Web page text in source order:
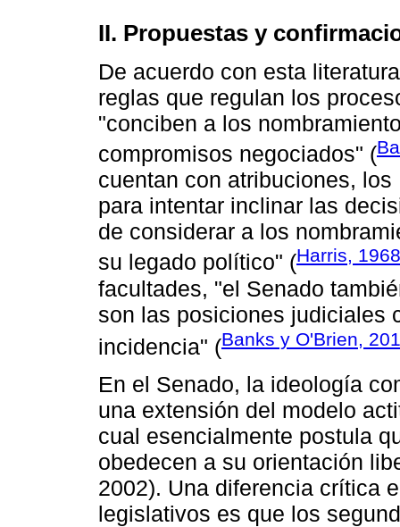
II. Propuestas y
De acuerdo con esta
reglas que regulan los
"conciben a los
compromisos negociados" (
cuentan con atribuciones,
para intentar inclinar las
de considerar a los
su legado político" (Harris, 1968
facultades, "el Senado
son las posiciones judiciales
incidencia" (Banks y O'Brien,
En el Senado, la ideología
una extensión del modelo
cual esencialmente postula
obedecen a su orientación
2002). Una diferencia crítica
legislativos es que los